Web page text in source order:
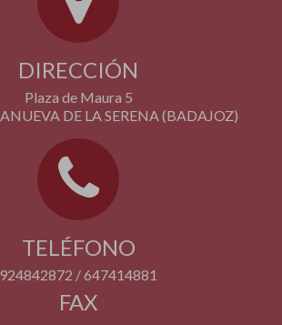
DIRECCIÓN
Plaza de Maura 5
DE LA SERENA (BADAJOZ)
TELÉFONO
924842872 / 647414881
FAX